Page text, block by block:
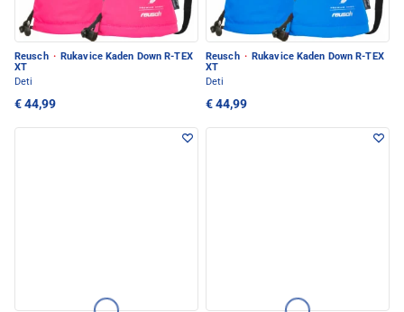
Reusch · Rukavice Kaden Down R-TEX
XT
Deti
€ 44,99
Reusch · Rukavice Kaden Down R-TEX
XT
Deti
€ 44,99